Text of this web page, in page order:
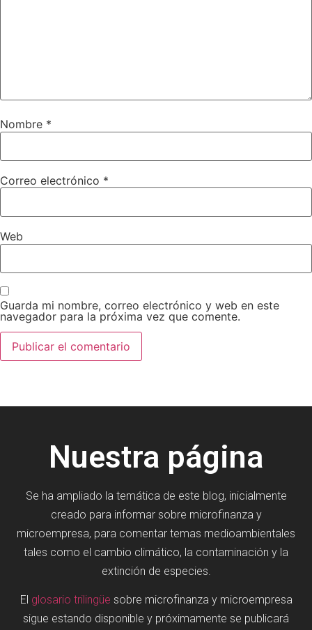
Nombre *
Correo electrónico *
Web
Guarda mi nombre, correo electrónico y web en este
navegador para la próxima vez que comente.
Nuestra página
Se ha ampliado la temática de este blog, inicialmente
creado para informar sobre microfinanza y
microempresa, para comentar temas medioambientales
tales como el cambio climático, la contaminación y la
extinción de especies.
El glosario trilingüe sobre microfinanza y microempresa
sigue estando disponible y próximamente se publicará